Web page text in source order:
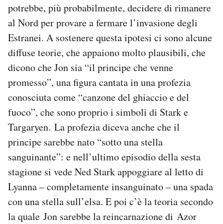
potrebbe, più probabilmente, decidere di rimanere
al Nord per provare a fermare l’invasione degli
Estranei. A sostenere questa ipotesi ci sono alcune
diffuse teorie, che appaiono molto plausibili, che
dicono che Jon sia “il principe che venne
promesso”, una figura cantata in una profezia
conosciuta come “canzone del ghiaccio e del
fuoco”, che sono proprio i simboli di Stark e
Targaryen. La profezia diceva anche che il
principe sarebbe nato “sotto una stella
sanguinante”: e nell’ultimo episodio della sesta
stagione si vede Ned Stark appoggiare al letto di
Lyanna – completamente insanguinato – una spada
con una stella sull’elsa. E poi c’è la teoria secondo
la quale Jon sarebbe la reincarnazione di Azor